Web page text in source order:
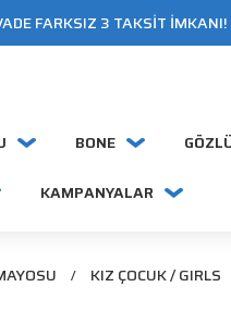
FARKSIZ 3 TAKSİT
BONE
KAMPANYALAR
KIZ ÇOCUK / GIRLS